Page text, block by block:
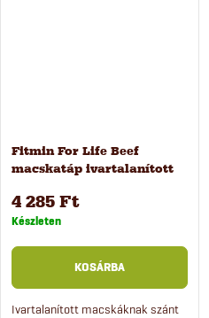
Fitmin For Life Beef
macskatáp ivartalanított
4 285 Ft
Készleten
KOSÁRBA
Ivartalanított macskáknak szánt